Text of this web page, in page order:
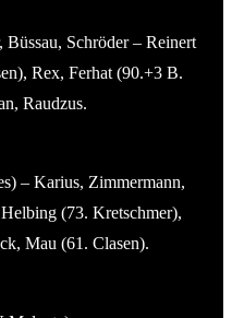
Büssau, Schröder – Reinert
Rex, Ferhat (90.+3 B.
Raudzus.
– Karius, Zimmermann,
(73. Kretschmer),
Mau (61. Clasen).